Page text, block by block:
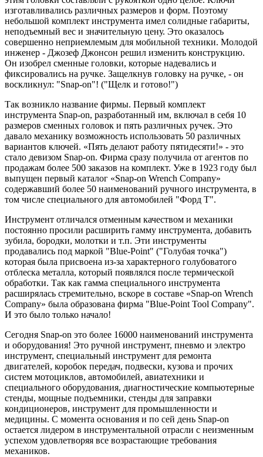
изготавливались различных размеров и форм. Поэтому
небольшой комплект инструмента имел солидные габариты,
неподъемный вес и значительную цену. Это оказалось
совершенно неприемлемым для мобильной техники. Молодой
инженер - Джозеф Джонсон решил изменить конструкцию.
Он изобрел сменные головки, которые надевались и
фиксировались на ручке. Защелкнув головку на ручке, - он
воскликнул: "Snap-on"! ("Щелк и готово!")
Так возникло название фирмы. Первый комплект
инструмента Snap-on, разработанный им, включал в себя 10
размеров сменных головок и пять различных ручек. Это
давало механику возможность использовать 50 различных
вариантов ключей. «Пять делают работу пятидесяти!» - это
стало девизом Snap-on. Фирма сразу получила от агентов по
продажам более 500 заказов на комплект. Уже в 1923 году был
выпущен первый каталог «Snap-on Wrench Company»
содержавший более 50 наименований ручного инструмента, в
том числе специального для автомобилей "Форд Т".
Инструмент отличался отменным качеством и механики
постоянно просили расширить гамму инструмента, добавить
зубила, бородки, молотки и т.п. Эти инструменты
продавались под маркой "Blue-Point" ("Голубая точка")
которая была присвоена из-за характерного голубоватого
отблеска металла, который появлялся после термической
обработки. Так как гамма специального инструмента
расширялась стремительно, вскоре в составе «Snap-on Wrench
Company» была образована фирма "Blue-Point Tool Company".
И это было только начало!
Сегодня Snap-on это более 16000 наименований инструмента
и оборудования! Это ручной инструмент, пневмо и электро
инструмент, специальный инструмент для ремонта
двигателей, коробок передач, подвески, кузова и прочих
систем мотоциклов, автомобилей, авиатехники и
специального оборудования, диагностические компьютерные
стенды, мощные подъемники, стенды для заправки
кондиционеров, инструмент для промышленности и
медицины. С момента основания и по сей день Snap-on
остается лидером в инструментальной отрасли с неизменным
успехом удовлетворяя все возрастающие требования
механиков.